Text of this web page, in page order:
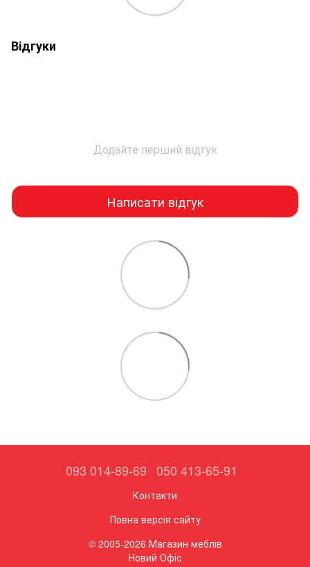
Відгуки
Додайте перший відгук
Написати відгук
093 014-89-69 050 413-65-91
Контакти
Повна версія сайту
© 2005-2026 Магазин меблів
Новий Офіс